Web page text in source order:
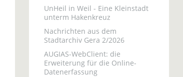
UnHeil in Weil - Eine Kleinstadt
unterm Hakenkreuz
Nachrichten aus dem
Stadtarchiv Gera 2/2026
AUGIAS-WebClient: die
Erweiterung für die Online-
Datenerfassung